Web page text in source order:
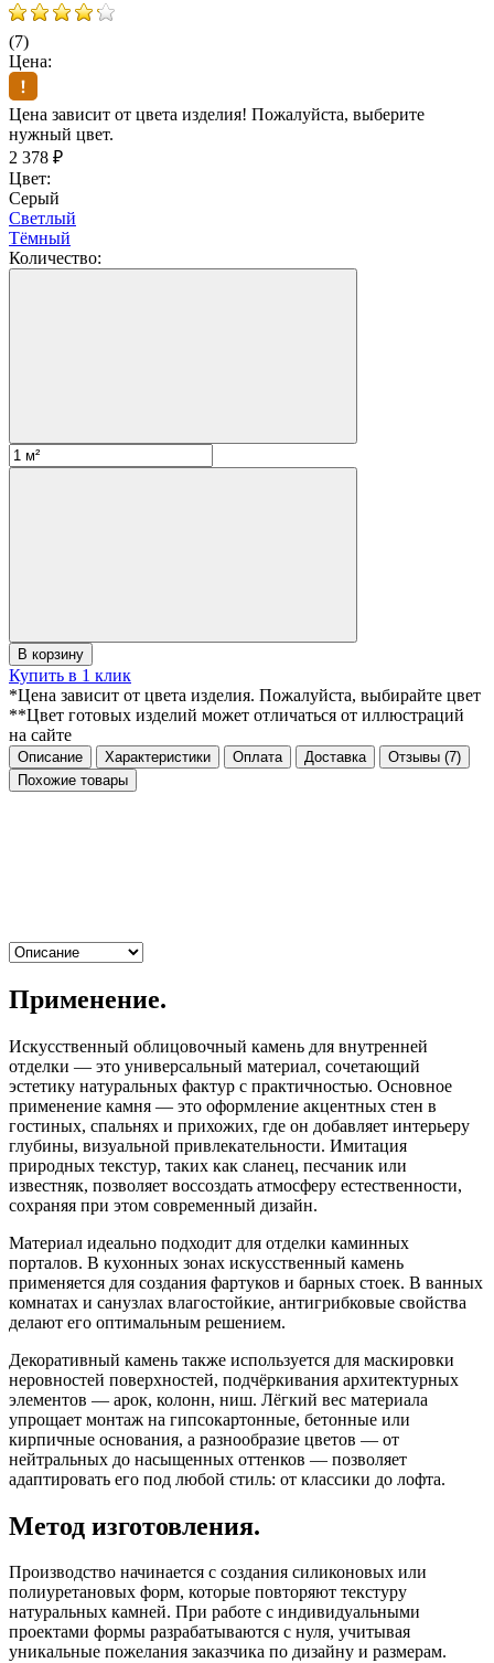
(7)
Цена:
Цена зависит от цвета изделия! Пожалуйста, выберите
нужный цвет.
2 378 ₽
Цвет:
Серый
Светлый
Тёмный
Количество:
В корзину
Купить в 1 клик
*Цена зависит от цвета изделия. Пожалуйста, выбирайте цвет
**Цвет готовых изделий может отличаться от иллюстраций
на сайте
Описание Характеристики Оплата Доставка Отзывы (7)
Похожие товары
Применение.
Искусственный облицовочный камень для внутренней
отделки — это универсальный материал, сочетающий
эстетику натуральных фактур с практичностью. Основное
применение камня — это оформление акцентных стен в
гостиных, спальнях и прихожих, где он добавляет интерьеру
глубины, визуальной привлекательности. Имитация
природных текстур, таких как сланец, песчаник или
известняк, позволяет воссоздать атмосферу естественности,
сохраняя при этом современный дизайн.
Материал идеально подходит для отделки каминных
порталов. В кухонных зонах искусственный камень
применяется для создания фартуков и барных стоек. В ванных
комнатах и санузлах влагостойкие, антигрибковые свойства
делают его оптимальным решением.
Декоративный камень также используется для маскировки
неровностей поверхностей, подчёркивания архитектурных
элементов — арок, колонн, ниш. Лёгкий вес материала
упрощает монтаж на гипсокартонные, бетонные или
кирпичные основания, а разнообразие цветов — от
нейтральных до насыщенных оттенков — позволяет
адаптировать его под любой стиль: от классики до лофта.
Метод изготовления.
Производство начинается с создания силиконовых или
полиуретановых форм, которые повторяют текстуру
натуральных камней. При работе с индивидуальными
проектами формы разрабатываются с нуля, учитывая
уникальные пожелания заказчика по дизайну и размерам.